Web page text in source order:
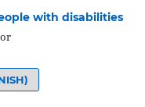
with disabilities